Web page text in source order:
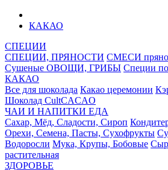
КАКАО
СПЕЦИИ
СПЕЦИИ, ПРЯНОСТИ СМЕСИ
Сушеные ОВОЩИ, ГРИБЫ Специи
КАКАО
Все для шоколада Какао церемонии
Шоколад CultCACAO
ЧАИ И НАПИТКИ ЕДА
Сахар, Мёд, Сладости, Сироп
Орехи, Семена, Пасты, Сухофрукты
Водоросли Мука, Крупы, Бобовые
растительная
ЗДОРОВЬЕ